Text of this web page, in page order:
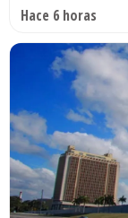
Hace 6 horas